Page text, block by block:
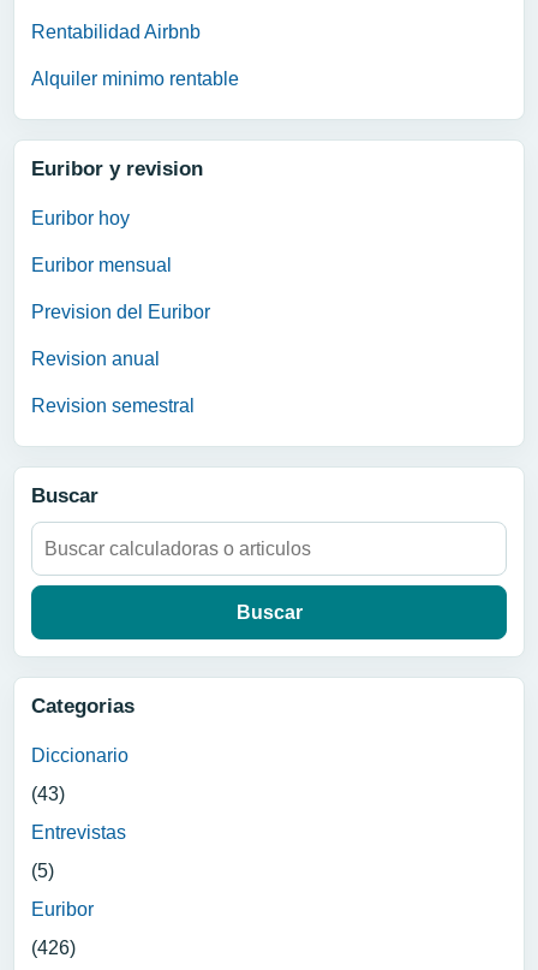
Rentabilidad Airbnb
Alquiler minimo rentable
Euribor y revision
Euribor hoy
Euribor mensual
Prevision del Euribor
Revision anual
Revision semestral
Buscar
Buscar:
Categorias
Diccionario
(43)
Entrevistas
(5)
Euribor
(426)